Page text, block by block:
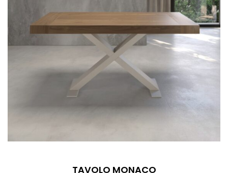
TAVOLO MONACO